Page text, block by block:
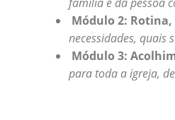
Módulo 2:
necessidades, quais
Módulo 3:
para toda a igreja,